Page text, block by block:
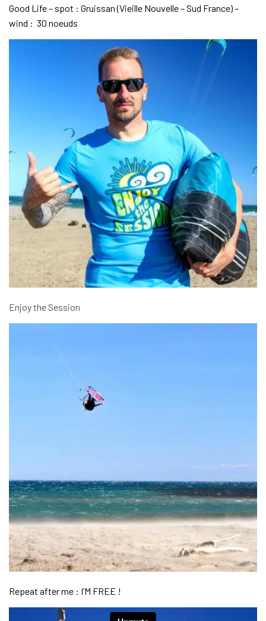
Good Life – spot : Gruissan (Vieille Nouvelle – Sud France) –
wind : 30 noeuds
Enjoy the Session
Repeat after me : I’M FREE !